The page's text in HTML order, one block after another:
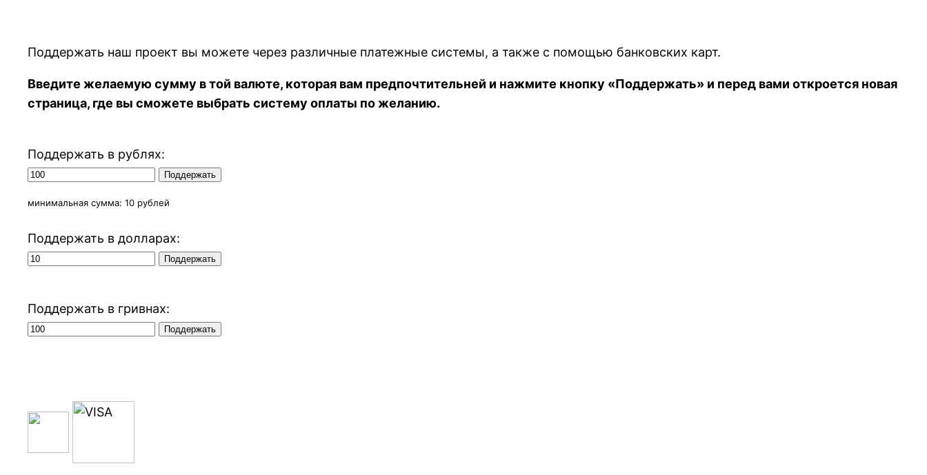
Поддержать наш проект вы можете через различные платежные системы, а также с помощью банковских карт.
Введите желаемую сумму в той валюте, которая вам предпочтительней и нажмите кнопку «Поддержать» и перед вами откроется новая
страница, где вы сможете выбрать систему оплаты по желанию.
Поддержать в рублях:
минимальная сумма: 10 рублей
Поддержать в долларах:
Поддержать в гривнах: